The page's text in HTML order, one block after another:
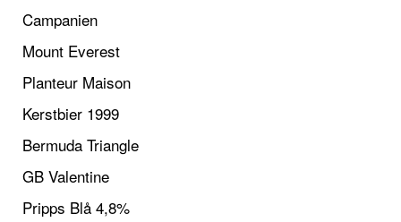
Campanien
Mount Everest
Planteur Maison
Kerstbier 1999
Bermuda Triangle
GB Valentine
Pripps Blå 4,8%